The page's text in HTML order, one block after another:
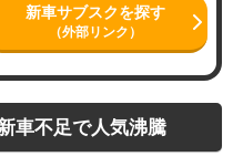
新車サブスクを探す
（外部リンク）
車不足で人気沸騰